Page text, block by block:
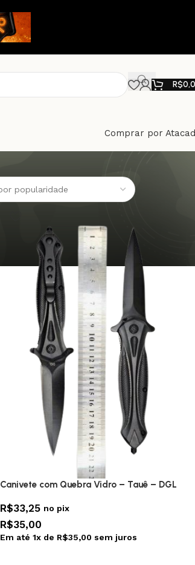
R$
Comprar por
Canivete com Quebra Vidro – Tauê – DGL
R$33,25 no pix
R$35,00
Em até1x de R$35,00 sem juros